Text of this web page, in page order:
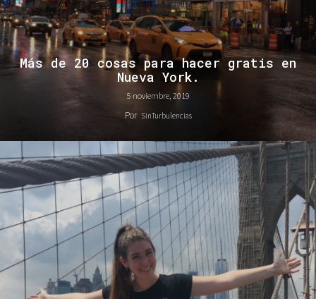
Más de 20 cosas para hacer gratis en
Nueva York.
5 noviembre, 2019
Por SinTurbulencias